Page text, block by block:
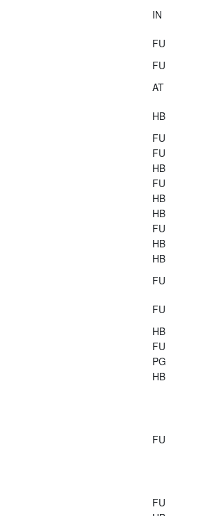
IN
FU
FU
AT
HB
FU
FU
HB
FU
HB
HB
FU
HB
HB
FU
FU
HB
FU
PG
HB
FU
FU